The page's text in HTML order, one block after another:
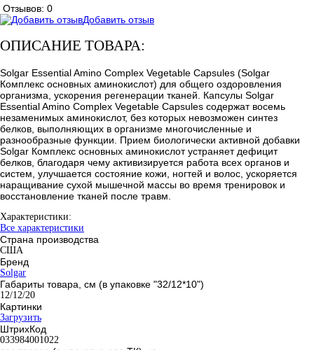
Отзывов: 0
Добавить отзыв
ОПИСАНИЕ ТОВАРА:
Solgar Essential Amino Complex Vegetable Capsules (Solgar
Комплекс основных аминокислот) для общего оздоровления
организма, ускорения регенерации тканей. Капсулы Solgar
Essential Amino Complex Vegetable Capsules содержат восемь
незаменимых аминокислот, без которых невозможен синтез
белков, выполняющих в организме многочисленные и
разнообразные функции. Прием биологически активной добавки
Solgar Комплекс основных аминокислот устраняет дефицит
белков, благодаря чему активизируется работа всех органов и
систем, улучшается состояние кожи, ногтей и волос, ускоряется
наращивание сухой мышечной массы во время тренировок и
восстановление тканей после травм.
Характеристики:
Все характеристики
Страна производства
США
Бренд
Solgar
Габариты товара, см (в упаковке "32/12*10")
12/12/20
Картинки
Загрузить
ШтрихКод
033984001022